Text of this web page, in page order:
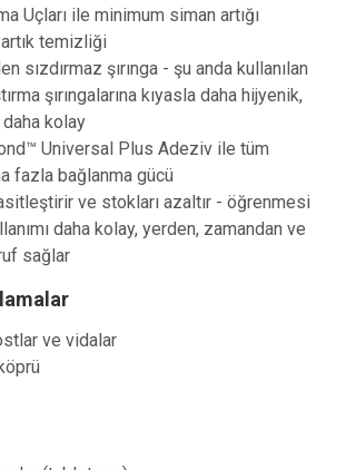
Uçları ile minimum siman artığı
temizliği
sızdırmaz şırınga - şu anda kullanılan
şırıngalarına kıyasla daha hijyenik,
kolay
Universal Plus Adeziv ile tüm
fazla bağlanma gücü
ve stokları azaltır - öğrenmesi
daha kolay, yerden, zamandan ve
sağlar
ve vidalar